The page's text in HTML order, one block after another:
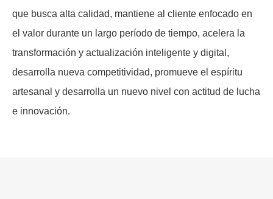
que busca alta calidad, mantiene al cliente enfocado en
el valor durante un largo período de tiempo, acelera la
transformación y actualización inteligente y digital,
desarrolla nueva competitividad, promueve el espíritu
artesanal y desarrolla un nuevo nivel con actitud de lucha
e innovación.